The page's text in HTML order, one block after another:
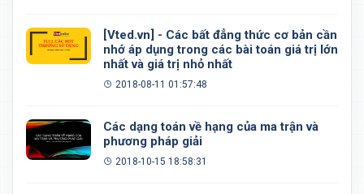
[Vted.vn] - Các bất đẳng thức cơ bản cần
nhớ áp dụng trong các bài toán giá trị lớn
nhất và giá trị nhỏ nhất
2018-08-11 01:57:48
Các dạng toán về hạng của ma trận và
phương pháp giải
2018-10-15 18:58:31